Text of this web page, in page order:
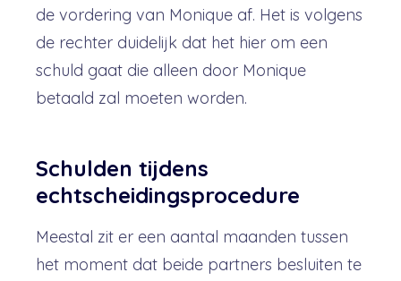
de vordering van Monique af. Het is volgens
de rechter duidelijk dat het hier om een
schuld gaat die alleen door Monique
betaald zal moeten worden.
Schulden tijdens
echtscheidingsprocedure
Meestal zit er een aantal maanden tussen
het moment dat beide partners besluiten te